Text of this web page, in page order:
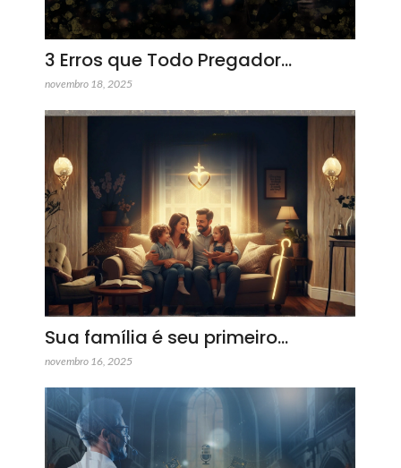
3 Erros que Todo Pregador…
novembro 18, 2025
Sua família é seu primeiro…
novembro 16, 2025